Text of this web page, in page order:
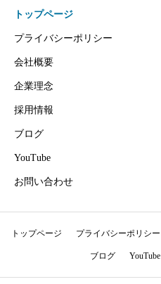
トップページ
プライバシーポリシー
会社概要
企業理念
採用情報
ブログ
YouTube
お問い合わせ
トップページ プライバシーポリシー
ブログ YouTube